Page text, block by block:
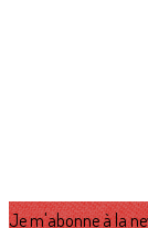
Je m'abonne à la